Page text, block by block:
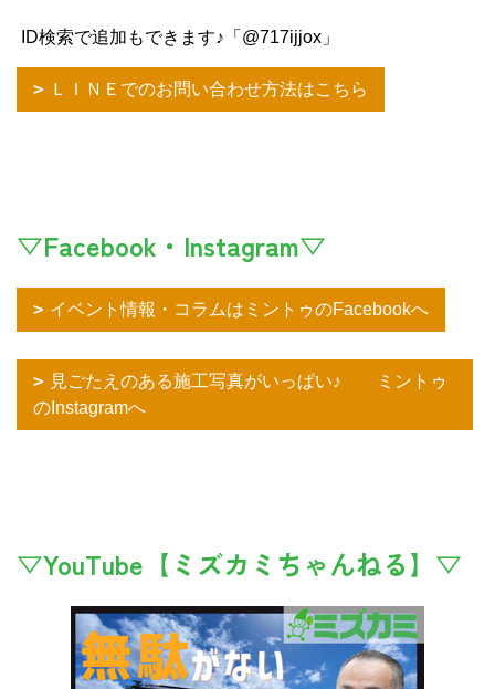
ID検索で追加もできます♪「@717ijjox」
ＬＩＮＥでのお問い合わせ方法はこちら
▽Facebook・Instagram▽
イベント情報・コラムはミントゥのFacebookへ
見ごたえのある施工写真がいっぱい♪ ミントゥ
のInstagramへ
▽YouTube【ミズカミちゃんねる】▽